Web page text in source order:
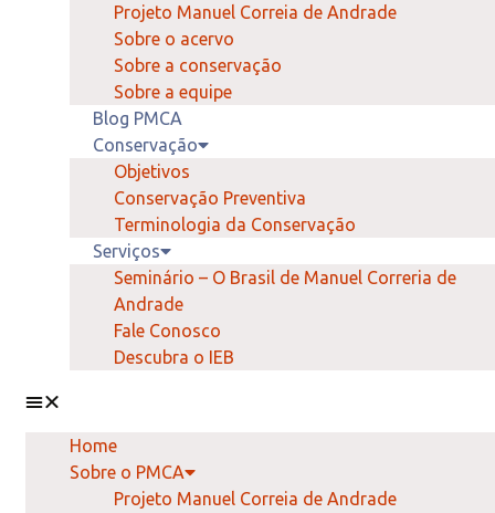
Projeto Manuel Correia de Andrade
Sobre o acervo
Sobre a conservação
Sobre a equipe
Blog PMCA
Conservação
Objetivos
Conservação Preventiva
Terminologia da Conservação
Serviços
Seminário – O Brasil de Manuel Correria de
Andrade
Fale Conosco
Descubra o IEB
Home
Sobre o PMCA
Projeto Manuel Correia de Andrade